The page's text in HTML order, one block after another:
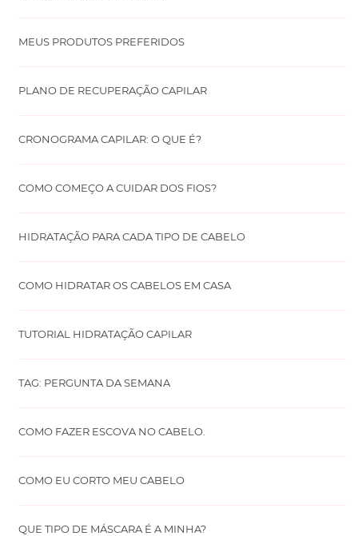
MEUS PRODUTOS PREFERIDOS
PLANO DE RECUPERAÇÃO CAPILAR
CRONOGRAMA CAPILAR: O QUE É?
COMO COMEÇO A CUIDAR DOS FIOS?
HIDRATAÇÃO PARA CADA TIPO DE CABELO
COMO HIDRATAR OS CABELOS EM CASA
TUTORIAL HIDRATAÇÃO CAPILAR
TAG: PERGUNTA DA SEMANA
COMO FAZER ESCOVA NO CABELO.
COMO EU CORTO MEU CABELO
QUE TIPO DE MÁSCARA É A MINHA?